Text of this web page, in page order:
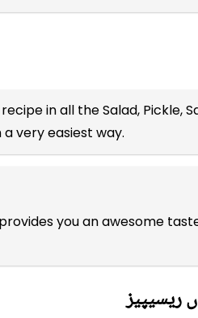
in all theSalad, Pickle,
a very easiest way.
you an awesome